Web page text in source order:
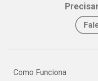
Como Funciona